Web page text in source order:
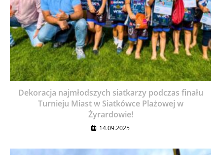
Dekoracja najmłodszych siatkarzy podczas finału
Turnieju Miast w Siatkówce Plażowej w
Żyrardowie!
14.09.2025